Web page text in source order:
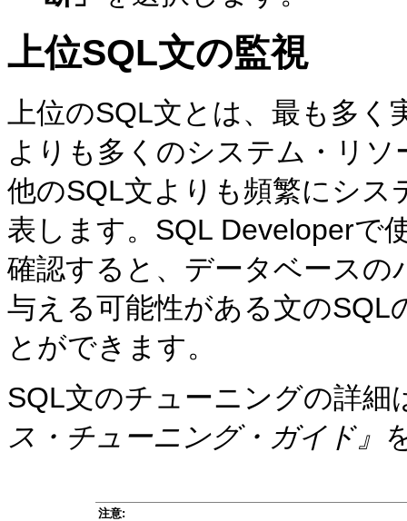
上位SQL文の監視
上位のSQL文とは、最も多
よりも多くのシステム・リ
他のSQL文よりも頻繁にシス
表します。SQL Developerで
確認すると、データベース
与える可能性がある文のSQL
とができます。
SQL文のチューニングの詳細
ス・チューニング・ガイド』
注意: